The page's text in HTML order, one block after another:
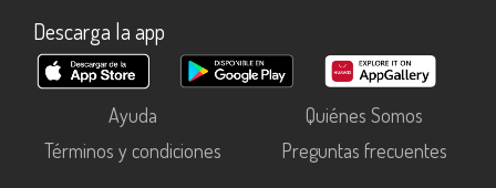
Descarga la app
Ayuda
Quiénes Somos
Términos y condiciones
Preguntas frecuentes